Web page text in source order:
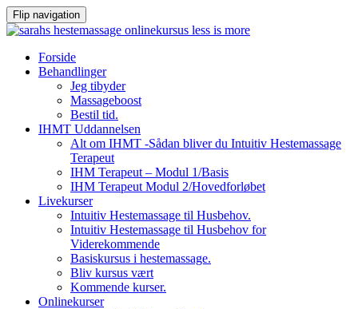
Flip navigation
VidereForside
Behandlinger
Jeg tibyder
Massageboost
Bestil tid.
IHMT Uddannelsen
Alt om IHMT -Sådan bliver du Intuitiv Hestemassage
Terapeut
IHM Terapeut – Modul 1/Basis
IHM Terapeut Modul 2/Hovedforløbet
Livekurser
Intuitiv Hestemassage til Husbehov.
Intuitiv Hestemassage til Husbehov for
Viderekommende
Basiskursus i hestemassage.
Bliv kursus vært
Kommende kurser.
Onlinekurser